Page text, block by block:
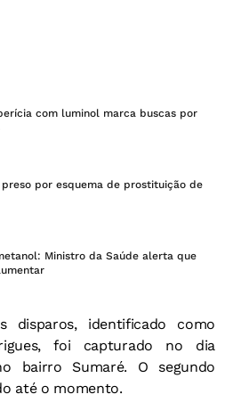
com luminol marca buscas por
preso por esquema de prostituição de
Ministro da Saúde alerta que
disparos, identificado como
foi capturado no dia
bairro Sumaré. O segundo
até o momento.